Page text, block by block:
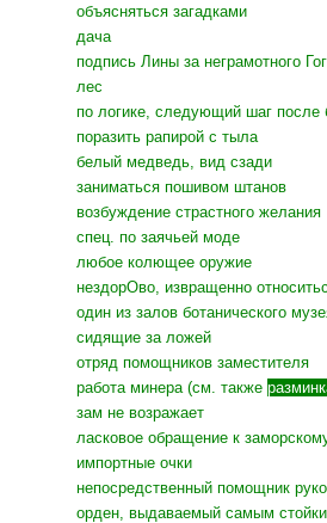
объясняться загадками
дача
подпись Лины за неграмотного
лес
по логике, следующий шаг после
поразить рапирой с тыла
белый медведь, вид сзади
заниматься пошивом штанов
возбуждение страстного желания
спец. по заячьей моде
любое колющее оружие
нездорОво, извращенно
один из залов ботанического
сидящие за ложей
отряд помощников заместителя
работа минера (см. также
зам не возражает
ласковое обращение к
импортные очки
непосредственный помощник
орден, выдаваемый самым